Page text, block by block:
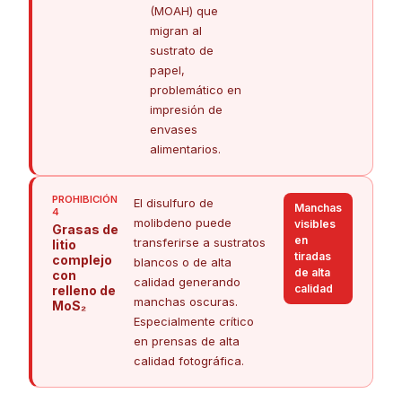
(MOAH) que
migran al
sustrato de
papel,
problemático en
impresión de
envases
alimentarios.
PROHIBICIÓN
4
Grasas de
litio
complejo
con
relleno de
MoS₂
El disulfuro de
molibdeno puede
transferirse a sustratos
blancos o de alta
calidad generando
manchas oscuras.
Especialmente crítico
en prensas de alta
calidad fotográfica.
Manchas
visibles
en
tiradas
de alta
calidad